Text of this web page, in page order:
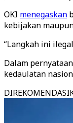
OKI menegaskan
kebijakan
“Langkah ini
Dalam
kedaulatan